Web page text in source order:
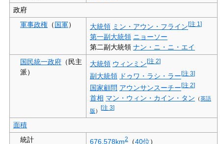
政府
軍事政権 （国軍） 大統領 ミン・アウン・フライン[注 1 ]
第一副大統領 ニョーソー
第二副大統領 ナン・ニ・ニ・エイ
国民統一政府 （民主
派）
大統領 ウィンミン[注 2]
副大統領 ドゥワ・ラシ・ラー[注 3]
国家顧問 アウンサンスーチー[注 2]
首相 マン・ウィン・カイン・タン （英語
版） [注 3]
面積
統計
676,578km2 （40位）